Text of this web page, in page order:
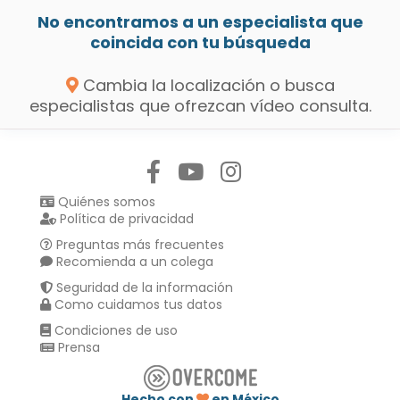
No encontramos a un especialista que
coincida con tu búsqueda
Cambia la localización o busca
especialistas que ofrezcan vídeo consulta.
Quiénes somos
Política de privacidad
Preguntas más frecuentes
Recomienda a un colega
Seguridad de la información
Como cuidamos tus datos
Condiciones de uso
Prensa